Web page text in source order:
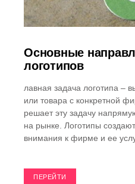
Основные
логотипов
лавная задача логотипа –
или товара с конкретной
решает эту задачу
на рынке. Логотипы
внимания к фирме и ее
ПЕРЕЙТИ